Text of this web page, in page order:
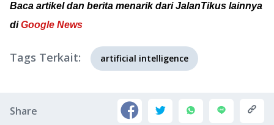
Baca artikel dan berita menarik dari JalanTikus lainnya
diGoogle News
Tags Terkait: artificial intelligence
Share